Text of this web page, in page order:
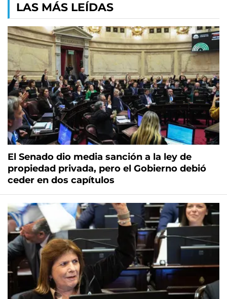
LAS MÁS LEÍDAS
El Senado dio media sanción a la ley de
propiedad privada, pero el Gobierno debió
ceder en dos capítulos